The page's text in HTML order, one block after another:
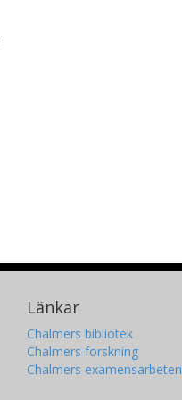
Länkar
Chalmers bibliotek
Chalmers forskning
Chalmers examensarbeten